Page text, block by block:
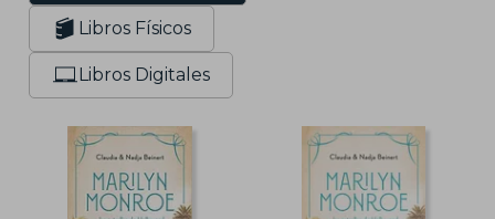
Libros Físicos
Libros Digitales